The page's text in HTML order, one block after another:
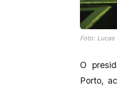
Foto: Lucas
O
Porto,